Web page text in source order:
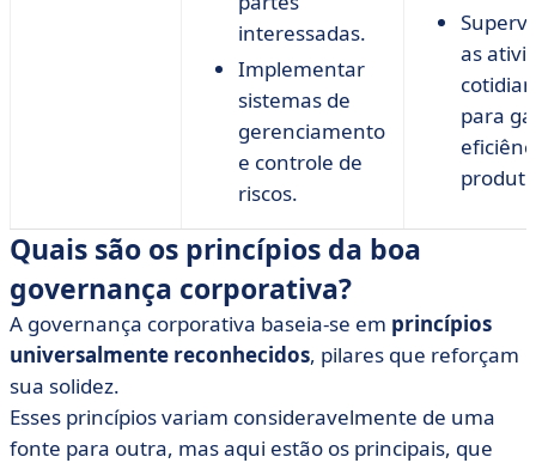
interessadas.
Implementar
sistemas de
gerenciamento
e controle de
riscos.
as
para
Quais são os princípios da boa
governança corporativa?
A governança corporativa baseia-se em princípios
universalmente reconhecidos, pilares que reforçam
sua solidez.
Esses princípios variam consideravelmente de uma
fonte para outra, mas aqui estão os principais, que